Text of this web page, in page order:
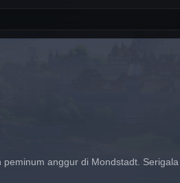
anggur di Mondstadt.